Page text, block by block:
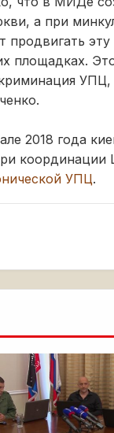
а при
продвигать
площадках.
2018 года
координации
УПЦ.